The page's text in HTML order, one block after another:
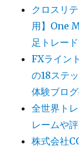
クロスリ
用】One
足トレー
FXライン
の18ステ
体験ブロ
全世界ト
レームや
株式会社